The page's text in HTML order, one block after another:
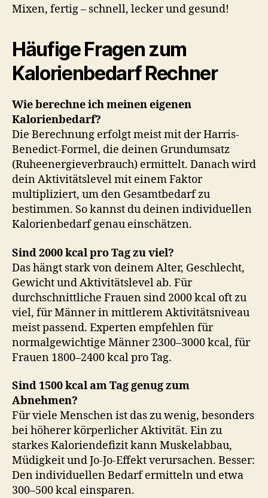
Mixen, fertig – schnell, lecker und gesund!
Häufige Fragen zum
Kalorienbedarf Rechner
Wie berechne ich meinen eigenen
Kalorienbedarf?
Die Berechnung erfolgt meist mit der Harris-
Benedict-Formel, die deinen Grundumsatz
(Ruheenergieverbrauch) ermittelt. Danach wird
dein Aktivitätslevel mit einem Faktor
multipliziert, um den Gesamtbedarf zu
bestimmen. So kannst du deinen individuellen
Kalorienbedarf genau einschätzen.
Sind 2000 kcal pro Tag zu viel?
Das hängt stark von deinem Alter, Geschlecht,
Gewicht und Aktivitätslevel ab. Für
durchschnittliche Frauen sind 2000 kcal oft zu
viel, für Männer in mittlerem Aktivitätsniveau
meist passend. Experten empfehlen für
normalgewichtige Männer 2300–3000 kcal, für
Frauen 1800–2400 kcal pro Tag.
Sind 1500 kcal am Tag genug zum
Abnehmen?
Für viele Menschen ist das zu wenig, besonders
bei höherer körperlicher Aktivität. Ein zu
starkes Kaloriendefizit kann Muskelabbau,
Müdigkeit und Jo-Jo-Effekt verursachen. Besser:
Den individuellen Bedarf ermitteln und etwa
300–500 kcal einsparen.